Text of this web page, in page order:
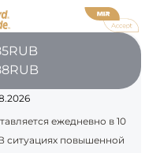
ежедневно в 10
ситуациях повышенной